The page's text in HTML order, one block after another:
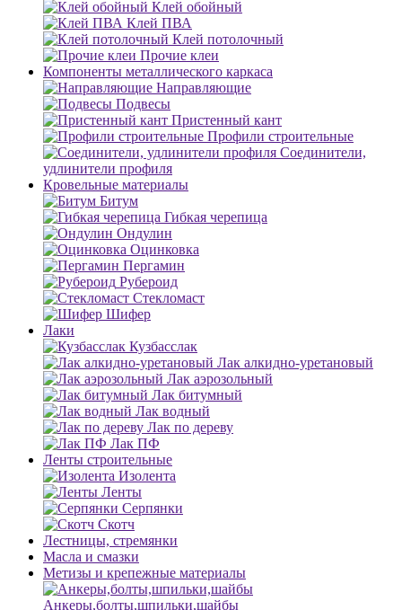
Клей обойный
Клей ПВА
Клей потолочный
Прочие клеи
Компоненты металлического каркаса
Направляющие
Подвесы
Пристенный кант
Профили строительные
Соединители,
удлинители профиля
Кровельные материалы
Битум
Гибкая черепица
Ондулин
Оцинковка
Пергамин
Рубероид
Стекломаст
Шифер
Лаки
Кузбасслак
Лак алкидно-уретановый
Лак аэрозольный
Лак битумный
Лак водный
Лак по дереву
Лак ПФ
Ленты строительные
Изолента
Ленты
Серпянки
Скотч
Лестницы, стремянки
Масла и смазки
Метизы и крепежные материалы
Анкеры,болты,шпильки,шайбы